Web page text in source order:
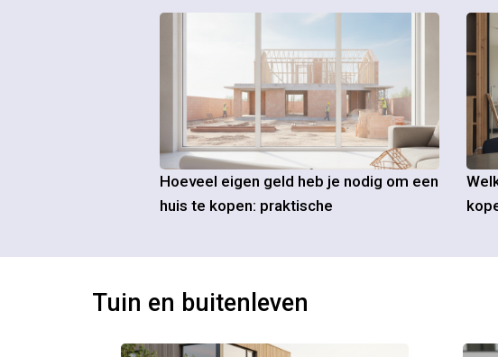
Hoeveel eigen geld heb je nodig om een
huis te kopen: praktische
Tuin en buitenleven